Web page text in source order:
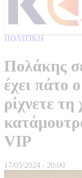
ΠΟΛΙΤΙΚΗ
Πολάκης
έχει πάτο
ρίχνετε
VIP
17/05/2024 - 20:00